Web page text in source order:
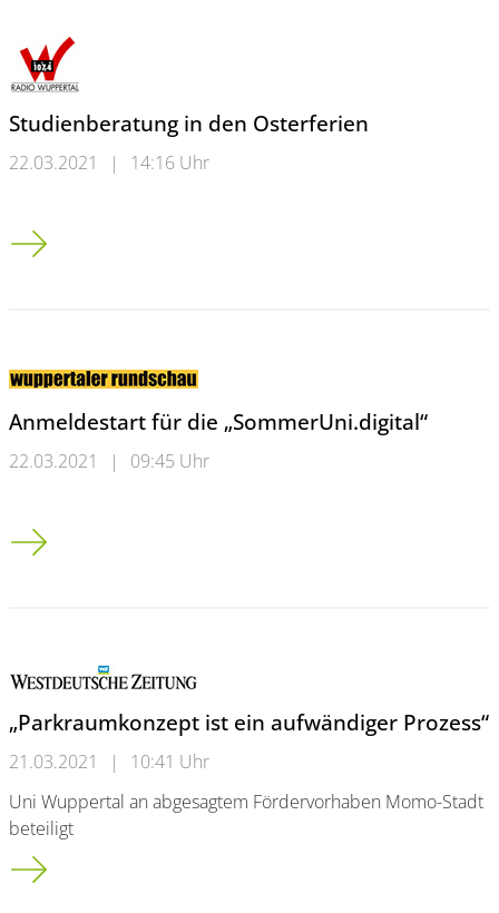
Studienberatung in den Osterferien
22.03.2021 | 14:16 Uhr
Studienberatung in den Osterferien
Anmeldestart für die „SommerUni.digital“
22.03.2021 | 09:45 Uhr
Anmeldestart für die „SommerUni.digital“
„Parkraumkonzept ist ein aufwändiger Prozess“
21.03.2021 |
10:41 Uhr
Uni Wuppertal an abgesagtem Fördervorhaben Momo-Stadt
beteiligt
„Parkraumkonzept ist ein aufwändiger Prozess“